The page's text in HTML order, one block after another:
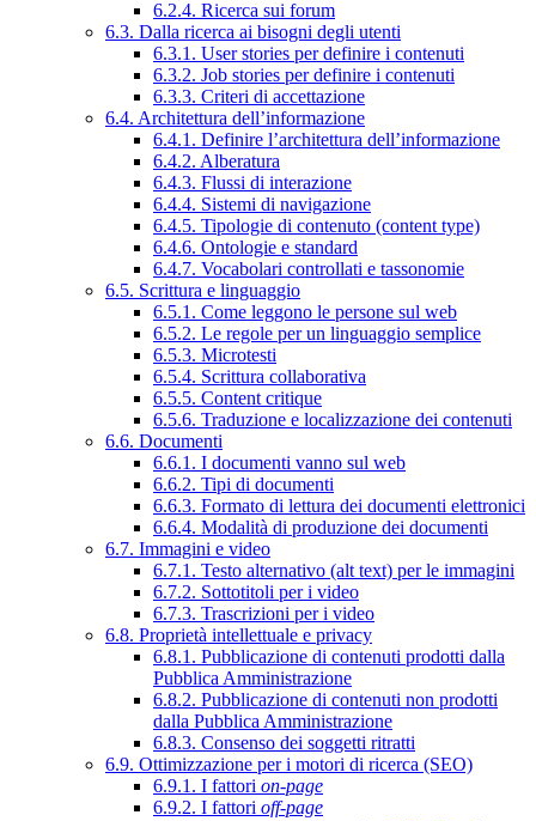
6.2.4. Ricerca sui forum
6.3. Dalla ricerca ai bisogni degli utenti
6.3.1. User stories per definire i contenuti
6.3.2. Job stories per definire i contenuti
6.3.3. Criteri di accettazione
6.4. Architettura dell’informazione
6.4.1. Definire l’architettura dell’informazione
6.4.2. Alberatura
6.4.3. Flussi di interazione
6.4.4. Sistemi di navigazione
6.4.5. Tipologie di contenuto (content type)
6.4.6. Ontologie e standard
6.4.7. Vocabolari controllati e tassonomie
6.5. Scrittura e linguaggio
6.5.1. Come leggono le persone sul web
6.5.2. Le regole per un linguaggio semplice
6.5.3. Microtesti
6.5.4. Scrittura collaborativa
6.5.5. Content critique
6.5.6. Traduzione e localizzazione dei contenuti
6.6. Documenti
6.6.1. I documenti vanno sul web
6.6.2. Tipi di documenti
6.6.3. Formato di lettura dei documenti elettronici
6.6.4. Modalità di produzione dei documenti
6.7. Immagini e video
6.7.1. Testo alternativo (alt text) per le immagini
6.7.2. Sottotitoli per i video
6.7.3. Trascrizioni per i video
6.8. Proprietà intellettuale e privacy
6.8.1. Pubblicazione di contenuti prodotti dalla
Pubblica Amministrazione
6.8.2. Pubblicazione di contenuti non prodotti
dalla Pubblica Amministrazione
6.8.3. Consenso dei soggetti ritratti
6.9. Ottimizzazione per i motori di ricerca (SEO)
6.9.1. I fattori on-page
6.9.2. I fattori off-page